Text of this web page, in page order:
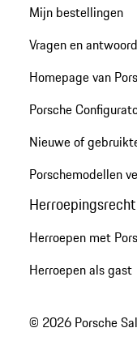
Mijn bestellingen
Vragen en
Homepage van
Porsche
Nieuwe of
Porschemodellen
Herroepingsrecht
Herroepen met
Herroepen als gast
© 2026 Porsche